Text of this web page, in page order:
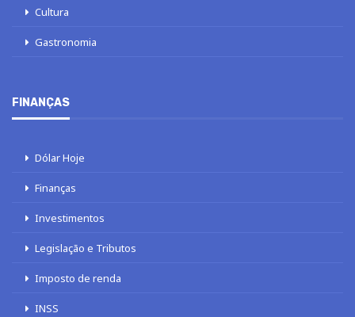
Cultura
Gastronomia
FINANÇAS
Dólar Hoje
Finanças
Investimentos
Legislação e Tributos
Imposto de renda
INSS